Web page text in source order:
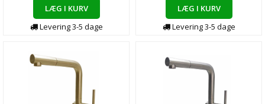
LÆG I KURV
Levering3-5 dage
LÆG I KURV
Levering3-5 dage